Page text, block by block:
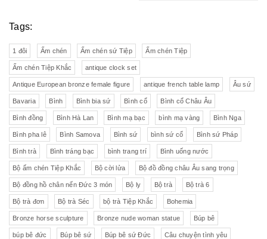
Tags:
1 đôi Ấm chén Ấm chén sứ Tiệp Ấm chén Tiệp
Ấm chén Tiệp Khắc antique clock set
Antique European bronze female figure antique french table lamp Âu sứ
Bavaria Bình Bình bia sứ Bình cổ Bình cổ Châu Âu
Bình đồng Bình Hà Lan Bình mạ bạc bình mạ vàng Bình Nga
Bình pha lê Bình Samova Bình sứ bình sứ cổ Bình sứ Pháp
Bình trà Bình tráng bạc bình trang trí Bình uống nước
Bộ ấm chén Tiệp Khắc Bộ cời lửa Bộ đồ đồng châu Âu sang trọng
Bộ đồng hồ chân nến Đức 3 món Bộ ly Bộ trà Bộ trà 6
Bộ trà đơn Bộ trà Séc bộ trà Tiệp Khắc Bohemia
Bronze horse sculpture Bronze nude woman statue Búp bê
búp bê đức Búp bê sứ Búp bê sứ Đức Câu chuyện tình yêu